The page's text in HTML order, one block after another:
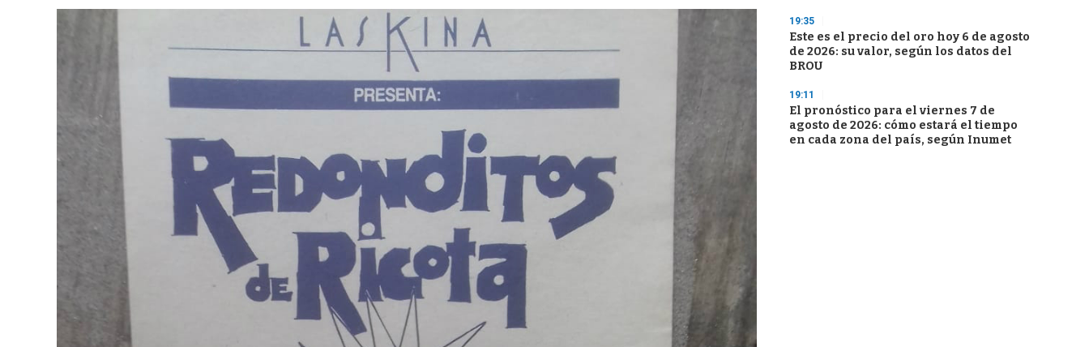
19:35
Este es el precio del oro hoy 6 de agosto
de 2026: su valor, según los datos del
BROU
19:11
El pronóstico para el viernes 7 de
agosto de 2026: cómo estará el tiempo
en cada zona del país, según Inumet